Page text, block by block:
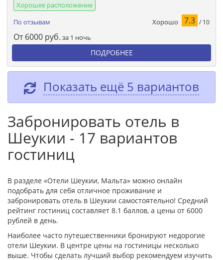
Хорошее расположение
По отзывам
Хорошо 7.3 / 10
От 6000 руб. за 1 ночь
ПОДРОБНЕЕ
Показать ещё 5 вариантов
Забронировать отель в
Шеукии - 17 вариантов
гостиниц
В разделе «Отели Шеукии, Мальта» можно онлайн
подобрать для себя отличное проживание и
забронировать отель в Шеукии самостоятельно! Средний
рейтинг гостиниц составляет 8.1 баллов, а цены от 6000
рублей в день.
Наиболее часто путешественники бронируют недорогие
отели Шеукии. В центре цены на гостиницы несколько
выше. Чтобы сделать лучший выбор рекомендуем изучить